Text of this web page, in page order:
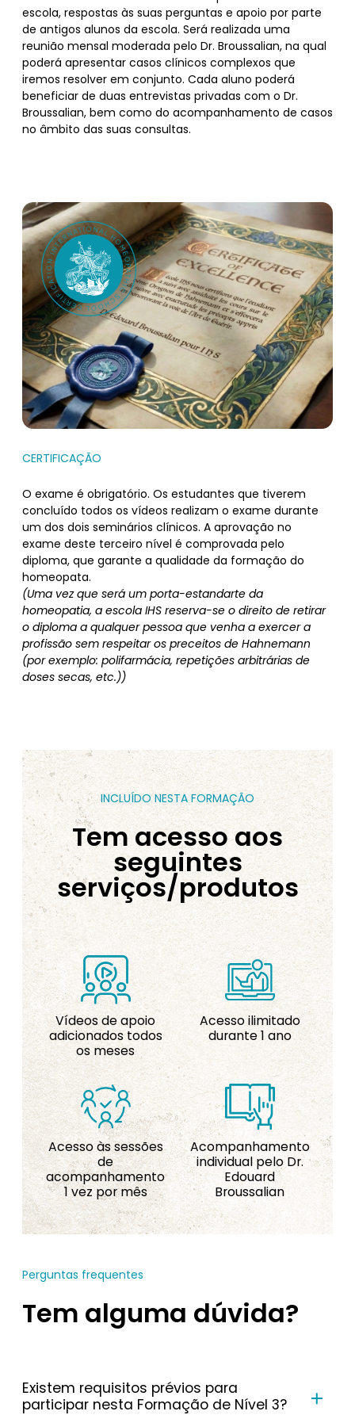
escola, respostas às suas perguntas e apoio por parte
de antigos alunos da escola. Será realizada uma
reunião mensal moderada pelo Dr. Broussalian, na qual
poderá apresentar casos clínicos complexos que
iremos resolver em conjunto. Cada aluno poderá
beneficiar de duas entrevistas privadas com o Dr.
Broussalian, bem como do acompanhamento de casos
no âmbito das suas consultas.
CERTIFICAÇÃO
O exame é obrigatório. Os estudantes que tiverem
concluído todos os vídeos realizam o exame durante
um dos dois seminários clínicos. A aprovação no
exame deste terceiro nível é comprovada pelo
diploma, que garante a qualidade da formação do
homeopata.
(Uma vez que será um porta-estandarte da
homeopatia, a escola IHS reserva-se o direito de retirar
o diploma a qualquer pessoa que venha a exercer a
profissão sem respeitar os preceitos de Hahnemann
(por exemplo: polifarmácia, repetições arbitrárias de
doses secas, etc.))
INCLUÍDO NESTA FORMAÇÃO
Tem acesso aos
seguintes
serviços/produtos
Vídeos de apoio
adicionados todos
os meses
Acesso ilimitado
durante 1 ano
Acesso às sessões
de
acompanhamento
1 vez por mês
Acompanhamento
individual pelo Dr.
Edouard
Broussalian
Perguntas frequentes
Tem alguma dúvida?
Existem requisitos prévios para
participar nesta Formação de Nível 3?